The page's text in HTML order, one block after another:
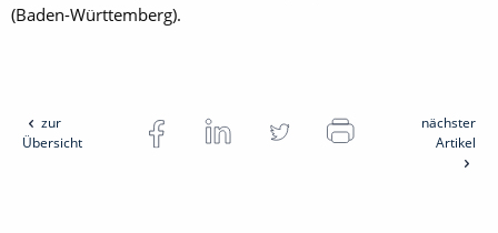
(Baden-Württemberg).
zur
Übersicht
nächster
Artikel